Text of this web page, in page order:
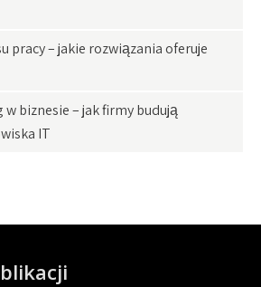
pracy – jakie rozwiązania oferuje
biznesie – jak firmy budują
IT